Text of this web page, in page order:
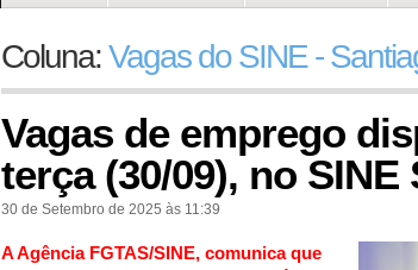
Coluna:Vagas do SINE -
Vagas de emprego
terça (30/09), no SINE
30 de Setembro de 2025 às 11:39
A Agência FGTAS/SINE, comunica que